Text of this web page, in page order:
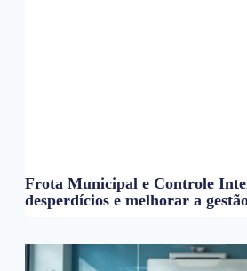
Frota Municipal e Controle
desperdícios e melhorar a